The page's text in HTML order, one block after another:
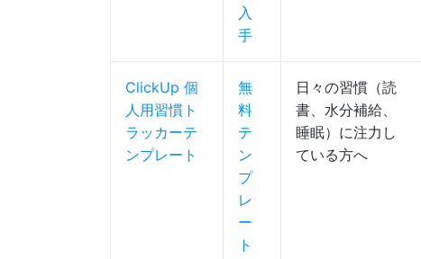
入
手
ClickUp 個
人用習慣ト
ラッカーテ
ンプレート
無
料
テ
ン
プ
レ
ー
ト
日々の習慣（読
書、水分補給、
睡眠）に注力し
ている方へ